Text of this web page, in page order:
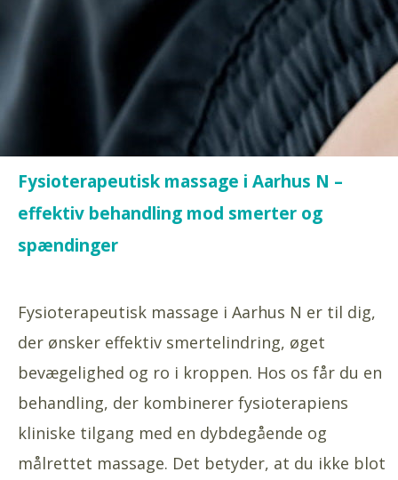
Fysioterapeutisk massage i Aarhus N –
effektiv behandling mod smerter og
spændinger
Fysioterapeutisk massage i Aarhus N er til dig,
der ønsker effektiv smertelindring, øget
bevægelighed og ro i kroppen. Hos os får du en
behandling, der kombinerer fysioterapiens
kliniske tilgang med en dybdegående og
målrettet massage. Det betyder, at du ikke blot